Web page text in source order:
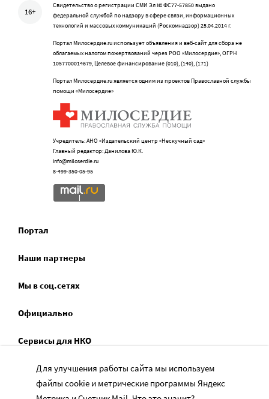
16+
Свидетельство о регистрации СМИ Эл № ФС77-57850 выдано
федеральной службой по надзору в сфере связи, информационных
технологий и массовых коммуникаций (Роскомнадзор) 25.04.2014 г.
Портал Милосердие.ru использует объявления и веб-сайт для сбора не
облагаемых налогом пожертвований через РОО «Милосердие», ОГРН
1057700014679, Целевое финансирование (010), (140), (171)
Портал Милосердие.ru является одним из проектов Православной службы
помощи «Милосердие»
Учредитель: АНО «Издательский центр «Нескучный сад»
Главный редактор: Данилова Ю.К.
info@miloserdie.ru
8-499-350-05-95
Портал
Наши партнеры
Мы в соц.сетях
Официально
Сервисы для НКО
Спецпроекты
Социальное служение
Для улучшения работы сайта мы используем
файлы cookie и метрические программы Яндекс